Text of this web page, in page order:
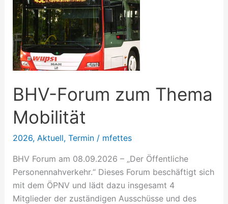
BHV-Forum zum Thema
Mobilität
2026, Aktuell, Termin/ mfettes
BHV Forum am 08.09.2026 – „Der Öffentliche
Personennahverkehr.“ Dieses Forum beschäftigt sich
mit dem ÖPNV und lädt dazu insgesamt 4
Mitglieder der zuständigen Ausschüsse und des
Forum
zum
Thema
Mobilität